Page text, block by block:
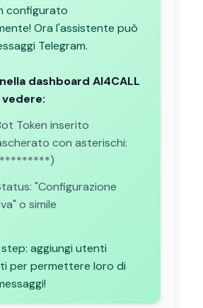
configurato
Ora l'assistente può
Telegram.
dashboard AI4CALL
Token inserito
con asterischi:
"Configurazione
o simile
aggiungi utenti
per permettere loro di